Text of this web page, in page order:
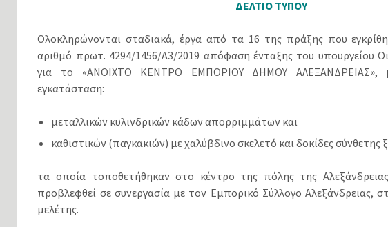
ΔΕΛΤΙΟ ΤΥΠΟΥ
Ολοκληρώνονται σταδιακά, έργα από τα 16 της πράξης που
αριθμό πρωτ. 4294/1456/Α3/2019 απόφαση ένταξης του υπουργείου
για το «ΑΝΟΙΧΤΟ ΚΕΝΤΡΟ ΕΜΠΟΡΙΟΥ ΔΗΜΟΥ ΑΛΕΞΑΝΔΡΕΙΑΣ»,
εγκατάσταση:
μεταλλικών κυλινδρικών κάδων απορριμμάτων και
καθιστικών (παγκακιών) με χαλύβδινο σκελετό και δοκίδες σύνθετης
τα οποία τοποθετήθηκαν στο κέντρο της πόλης της
προβλεφθεί σε συνεργασία με τον Εμπορικό Σύλλογο Αλεξάνδρειας,
μελέτης.